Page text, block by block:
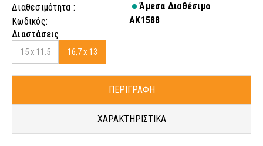
Διαθεσιμότητα :
Άμεσα Διαθέσιμο
Κωδικός:
AK1588
Διαστάσεις
15 x 11.5 16,7 x 13
ΠΕΡΙΓΡΑΦΗ
ΧΑΡΑΚΤΗΡΙΣΤΙΚΑ